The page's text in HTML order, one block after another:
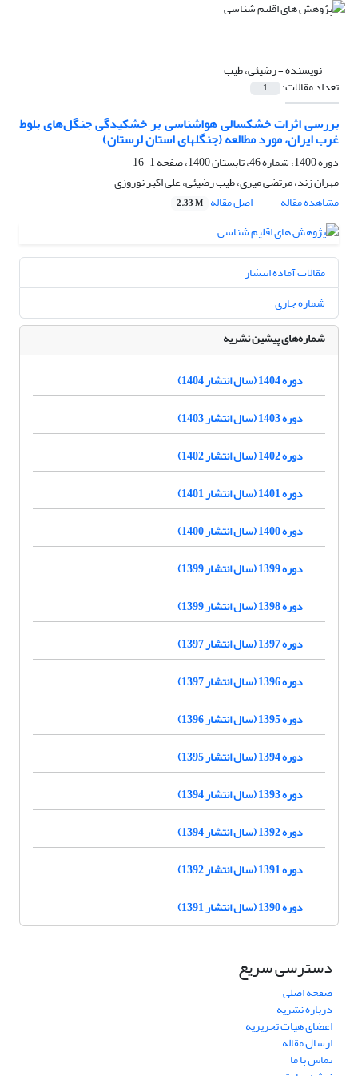
نویسنده =رضیئی، طیب
تعداد مقالات: 1
بررسی اثرات خشکسالی هواشناسی بر خشکیدگی جنگل‌های بلوط
غرب ایران، مورد مطالعه (جنگلهای استان لرستان)
دوره 1400، شماره 46، تابستان 1400، صفحه
1-16
مهران زند، مرتضی میری، طیب رضیئی، علی اکبر نوروزی
مشاهده مقاله
اصل مقاله 2.33 M
مقالات آماده انتشار
شماره جاری
شماره‌های پیشین نشریه
دوره 1404 (سال انتشار 1404)
دوره 1403 (سال انتشار 1403)
دوره 1402 (سال انتشار 1402)
دوره 1401 (سال انتشار 1401)
دوره 1400 (سال انتشار 1400)
دوره 1399 (سال انتشار 1399)
دوره 1398 (سال انتشار 1399)
دوره 1397 (سال انتشار 1397)
دوره 1396 (سال انتشار 1397)
دوره 1395 (سال انتشار 1396)
دوره 1394 (سال انتشار 1395)
دوره 1393 (سال انتشار 1394)
دوره 1392 (سال انتشار 1394)
دوره 1391 (سال انتشار 1392)
دوره 1390 (سال انتشار 1391)
دسترسی سریع
صفحه اصلی
درباره نشریه
اعضای هیات تحریریه
ارسال مقاله
تماس با ما